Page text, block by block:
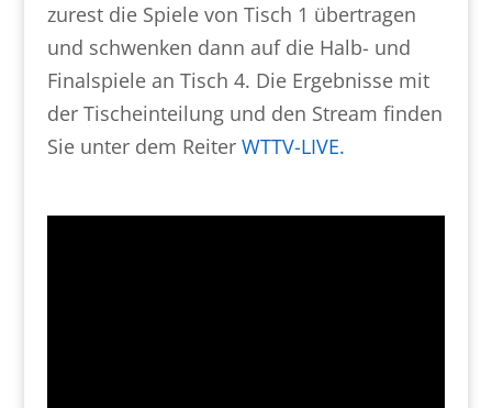
zurest die Spiele von Tisch 1 übertragen
und schwenken dann auf die Halb- und
Finalspiele an Tisch 4. Die Ergebnisse mit
der Tischeinteilung und den Stream finden
Sie unter dem Reiter WTTV-LIVE.